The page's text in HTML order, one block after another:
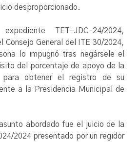
desproporcionado.
TET-JDC-24/2024,
Consejo General del ITE 30/2024,
lo impugnó tras negársele el
del porcentaje de apoyo de la
para obtener el registro de su
a la Presidencia Municipal de
abordado fue el juicio de la
2024 presentado por un regidor